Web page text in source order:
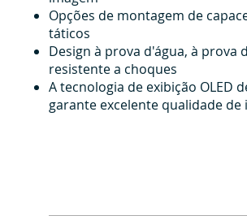
Opções de montagem de
táticos
Design à prova d'água, à prova
resistente a choques
A tecnologia de exibição OLED
garante excelente qualidade de